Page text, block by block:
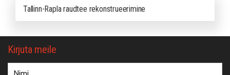
Tallinn-Rapla raudtee rekonstrueerimine
Kirjuta meile